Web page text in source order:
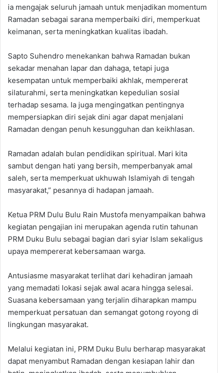
ia mengajak seluruh jamaah untuk menjadikan momentum
Ramadan sebagai sarana memperbaiki diri, memperkuat
keimanan, serta meningkatkan kualitas ibadah.
Sapto Suhendro menekankan bahwa Ramadan bukan
sekadar menahan lapar dan dahaga, tetapi juga
kesempatan untuk memperbaiki akhlak, mempererat
silaturahmi, serta meningkatkan kepedulian sosial
terhadap sesama. Ia juga mengingatkan pentingnya
mempersiapkan diri sejak dini agar dapat menjalani
Ramadan dengan penuh kesungguhan dan keikhlasan.
Ramadan adalah bulan pendidikan spiritual. Mari kita
sambut dengan hati yang bersih, memperbanyak amal
saleh, serta memperkuat ukhuwah Islamiyah di tengah
masyarakat,” pesannya di hadapan jamaah.
Ketua PRM Dulu Bulu Rain Mustofa menyampaikan bahwa
kegiatan pengajian ini merupakan agenda rutin tahunan
PRM Duku Bulu sebagai bagian dari syiar Islam sekaligus
upaya mempererat kebersamaan warga.
Antusiasme masyarakat terlihat dari kehadiran jamaah
yang memadati lokasi sejak awal acara hingga selesai.
Suasana kebersamaan yang terjalin diharapkan mampu
memperkuat persatuan dan semangat gotong royong di
lingkungan masyarakat.
Melalui kegiatan ini, PRM Duku Bulu berharap masyarakat
dapat menyambut Ramadan dengan kesiapan lahir dan